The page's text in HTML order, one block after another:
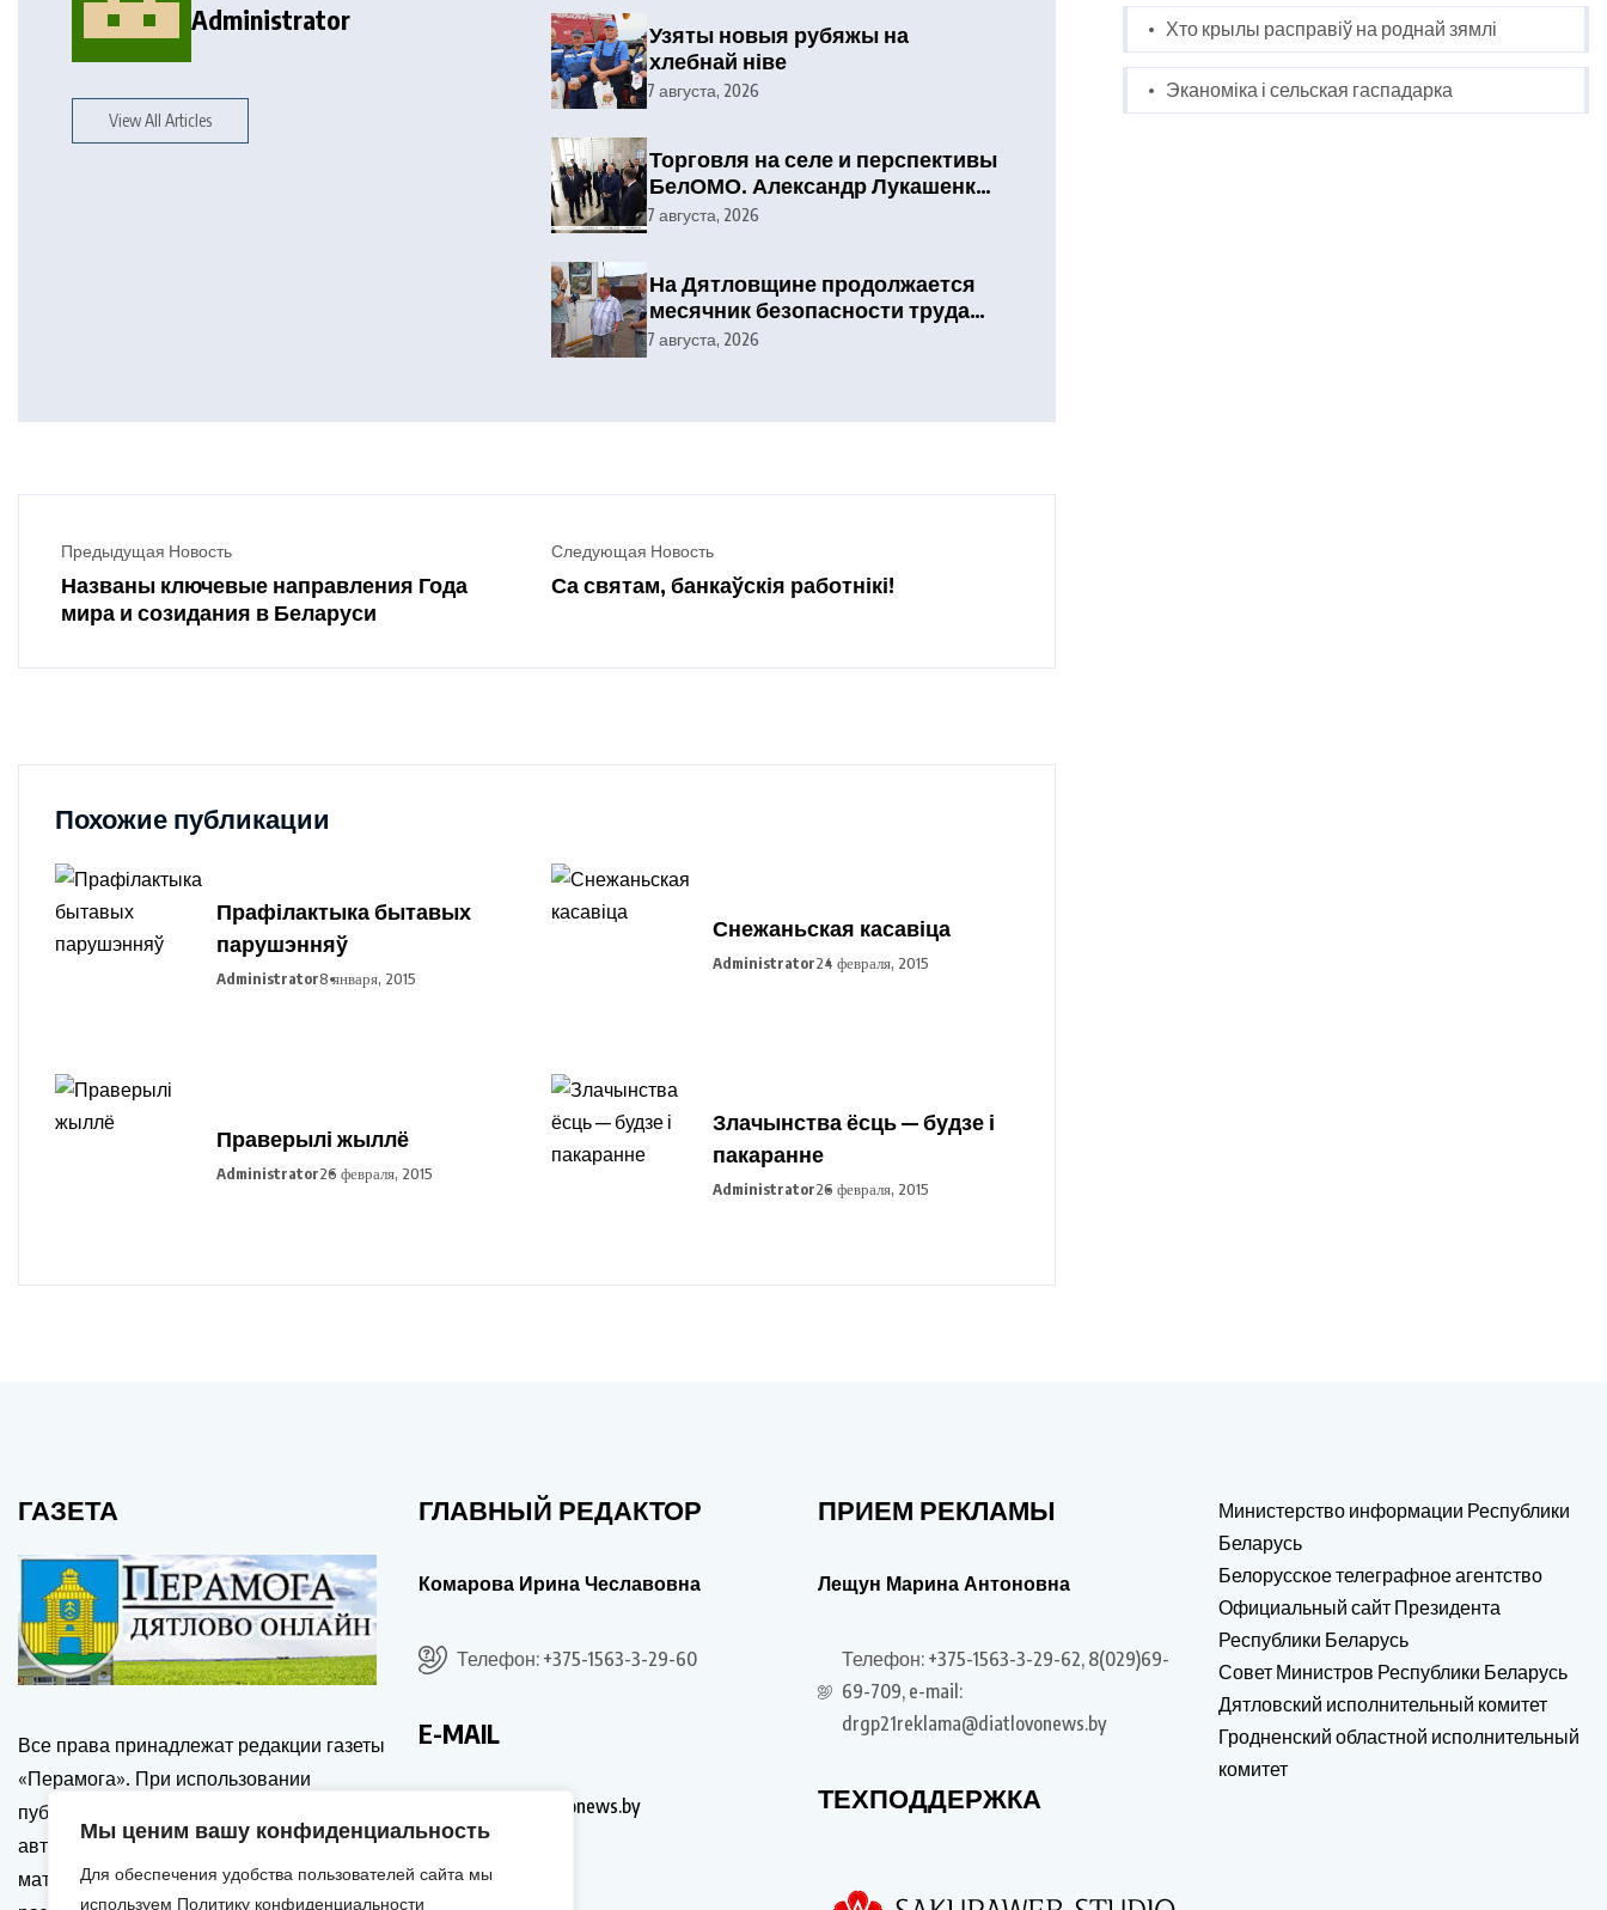
Мы ценим вашу конфиденциальность
Для обеспечения удобства пользователей сайта мы
используем Политику конфиденциальности
Administrator
View All Articles
Узяты новыя рубяжы на
хлебнай ніве
7 августа, 2026
Торговля на селе и перспективы
БелОМО. Александр Лукашенко
посетил Вилейский район
7 августа, 2026
На Дятловщине продолжается
месячник безопасности труда
при проведении уборочных
7 августа, 2026
Предыдущая Новость
Названы ключевые направления Года
мира и созидания в Беларуси
Следующая Новость
Са святам, банкаўскія работнікі!
Похожие публикации
Прафілактыка бытавых
парушэнняў
Administrator8 января, 2015
Снежаньская касавіца
Administrator24 февраля, 2015
Праверылі жыллё
Administrator26 февраля, 2015
Злачынства ёсць — будзе і
пакаранне
Administrator26 февраля, 2015
Хто крылы расправіў на роднай зямлі
Эканоміка і сельская гаспадарка
ГАЗЕТА
Все права принадлежат редакции газеты
«Перамога». При использовании
публикаций сайта, ссылка на источник и
автора обязательна. Перепечатка
материалов только с письменного
ГЛАВНЫЙ РЕДАКТОР
Комарова Ирина Чеславовна
Телефон: +375-1563-3-29-60
E-MAIL
drgp@diatlovonews.by
ПРИЕМ РЕКЛАМЫ
Лещун Марина Антоновна
Телефон: +375-1563-3-29-62, 8(029)69-
69-709, e-mail:
drgp21reklama@diatlovonews.by
ТЕХПОДДЕРЖКА
Министерство информации Республики
Беларусь
Белорусское телеграфное агентство
Официальный сайт Президента
Республики Беларусь
Совет Министров Республики Беларусь
Дятловский исполнительный комитет
Гродненский областной исполнительный
комитет